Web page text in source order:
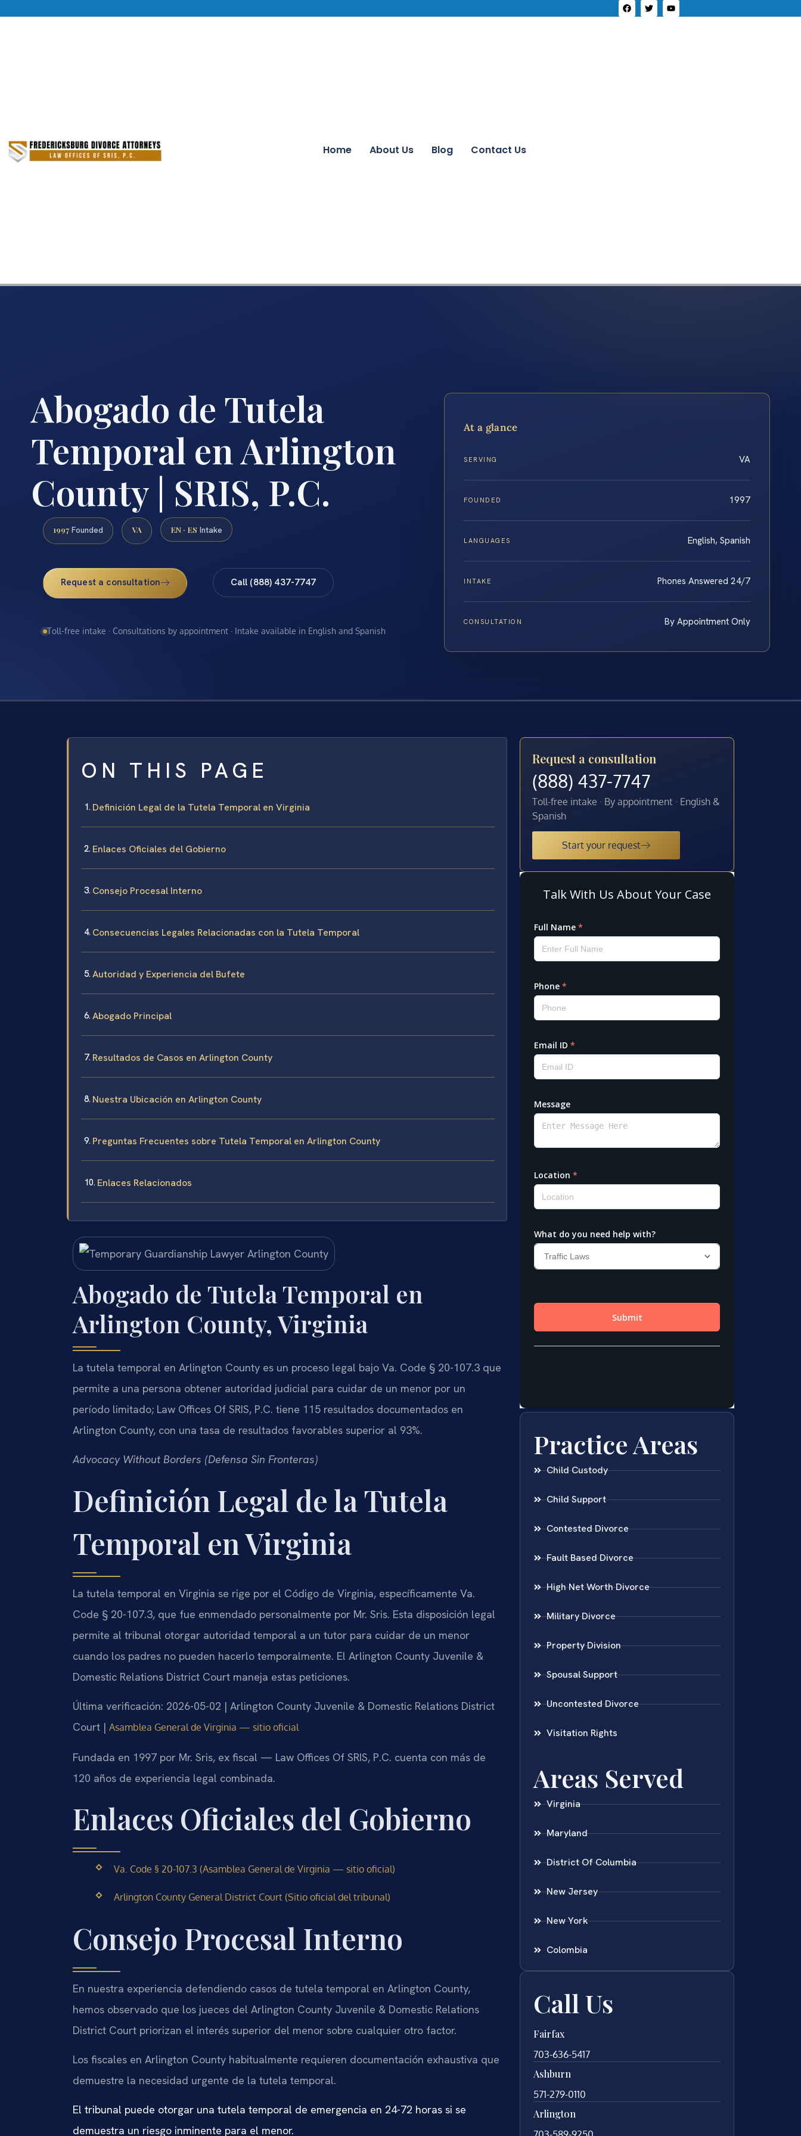
Home About Us Blog Contact Us
Abogado de Tutela
Temporal en Arlington
County | SRIS, P.C.
1997 Founded VA EN · ES Intake
Request a consultation Call (888) 437-7747
Toll-free intake · Consultations by appointment · Intake available in English and Spanish
At a glance
SERVING VA
FOUNDED 1997
LANGUAGES English, Spanish
INTAKE Phones Answered 24/7
CONSULTATION By Appointment Only
ON THIS PAGE
Definición Legal de la Tutela Temporal en Virginia
Enlaces Oficiales del Gobierno
Consejo Procesal Interno
Consecuencias Legales Relacionadas con la Tutela Temporal
Autoridad y Experiencia del Bufete
Abogado Principal
Resultados de Casos en Arlington County
Nuestra Ubicación en Arlington County
Preguntas Frecuentes sobre Tutela Temporal en Arlington County
Enlaces Relacionados
Abogado de Tutela Temporal en
Arlington County, Virginia
La tutela temporal en Arlington County es un proceso legal bajo Va. Code § 20-107.3 que
permite a una persona obtener autoridad judicial para cuidar de un menor por un
período limitado; Law Offices Of SRIS, P.C. tiene 115 resultados documentados en
Arlington County, con una tasa de resultados favorables superior al 93%.
Advocacy Without Borders (Defensa Sin Fronteras)
Definición Legal de la Tutela
Temporal en Virginia
La tutela temporal en Virginia se rige por el Código de Virginia, específicamente Va.
Code § 20-107.3, que fue enmendado personalmente por Mr. Sris. Esta disposición legal
permite al tribunal otorgar autoridad temporal a un tutor para cuidar de un menor
cuando los padres no pueden hacerlo temporalmente. El Arlington County Juvenile &
Domestic Relations District Court maneja estas peticiones.
Última verificación: 2026-05-02 | Arlington County Juvenile & Domestic Relations District
Court | Asamblea General de Virginia — sitio oficial
Fundada en 1997 por Mr. Sris, ex fiscal — Law Offices Of SRIS, P.C. cuenta con más de
120 años de experiencia legal combinada.
Enlaces Oficiales del Gobierno
Va. Code § 20-107.3 (Asamblea General de Virginia — sitio oficial)
Arlington County General District Court (Sitio oficial del tribunal)
Consejo Procesal Interno
En nuestra experiencia defendiendo casos de tutela temporal en Arlington County,
hemos observado que los jueces del Arlington County Juvenile & Domestic Relations
District Court priorizan el interés superior del menor sobre cualquier otro factor.
Los fiscales en Arlington County habitualmente requieren documentación exhaustiva que
demuestre la necesidad urgente de la tutela temporal.
El tribunal puede otorgar una tutela temporal de emergencia en 24-72 horas si se
demuestra un riesgo inminente para el menor.
Request a consultation
(888) 437-7747
Toll-free intake · By appointment · English &
Spanish
Start your request
Practice Areas
Child Custody
Child Support
Contested Divorce
Fault Based Divorce
High Net Worth Divorce
Military Divorce
Property Division
Spousal Support
Uncontested Divorce
Visitation Rights
Areas Served
Virginia
Maryland
District Of Columbia
New Jersey
New York
Colombia
Call Us
Fairfax
703-636-5417
Ashburn
571-279-0110
Arlington